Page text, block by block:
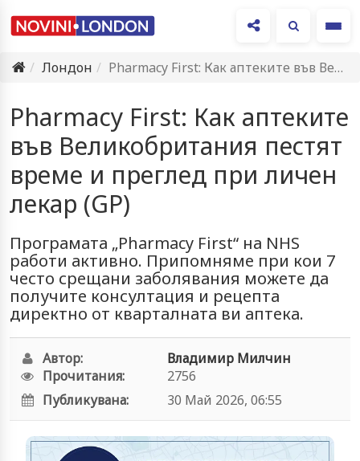
Лондон
Pharmacy First: Как аптеките във Великобритания пестят време и преглед…
Pharmacy First: Как аптеките
във Великобритания пестят
време и преглед при личен
лекар (GP)
Програмата „Pharmacy First“ на NHS
работи активно. Припомняме при кои 7
често срещани заболявания можете да
получите консултация и рецепта
директно от кварталната ви аптека.
Автор:
Владимир Милчин
Прочитания:
2756
Публикувана:
30 Май 2026, 06:55